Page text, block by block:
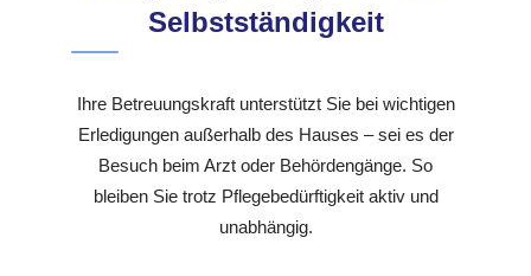
Selbstständigkeit
Ihre Betreuungskraft unterstützt Sie bei wichtigen
Erledigungen außerhalb des Hauses – sei es der
Besuch beim Arzt oder Behördengänge. So
bleiben Sie trotz Pflegebedürftigkeit aktiv und
unabhängig.